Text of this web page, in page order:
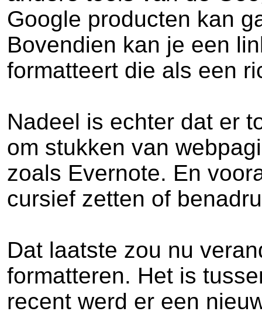
Google producten kan
Bovendien kan je een
formatteert die als een
Nadeel is echter dat er
om stukken van
zoals Evernote. En
cursief zetten of
Dat laatste zou nu
formatteren. Het is
recent werd er een